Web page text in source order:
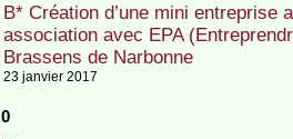
B* Création d’une mini entreprise
association avec EPA
Brassens de Narbonne
23 janvier 2017
0